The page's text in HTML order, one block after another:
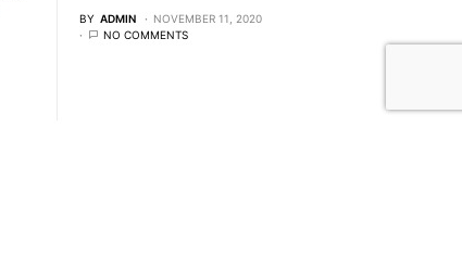
BY ADMIN
NOVEMBER 11, 2020
NO COMMENTS